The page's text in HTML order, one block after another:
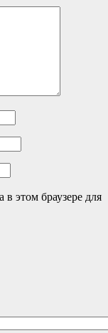
этом браузере для